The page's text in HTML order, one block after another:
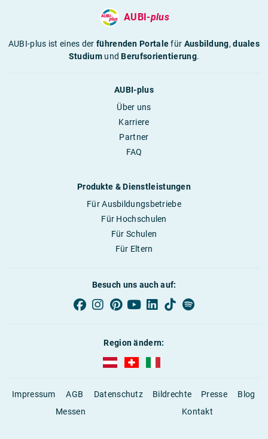
AUBI-plus
AUBI-plus ist eines derführenden Portalefür Ausbildung,duales
StudiumundBerufsorientierung.
AUBI-plus
Über uns
Karriere
Partner
FAQ
Produkte & Dienstleistungen
Für Ausbildungsbetriebe
Für Hochschulen
Für Schulen
Für Eltern
Besuch uns auch auf:
Region ändern:
AUBI-plus Österreich (deutsch)
AUBI-plus Schweiz (deutsch)
AUBI-plus Italien (deutsch)
Impressum AGB Datenschutz Bildrechte Presse
Blog
Messen
Kontakt